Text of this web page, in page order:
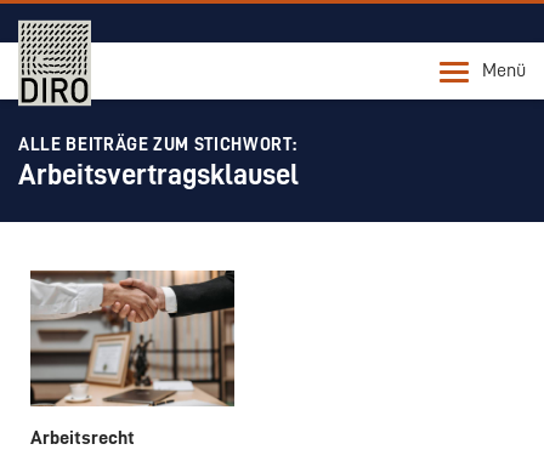
Menü
ALLE BEITRÄGE ZUM STICHWORT:
Arbeitsvertragsklausel
Arbeitsrecht